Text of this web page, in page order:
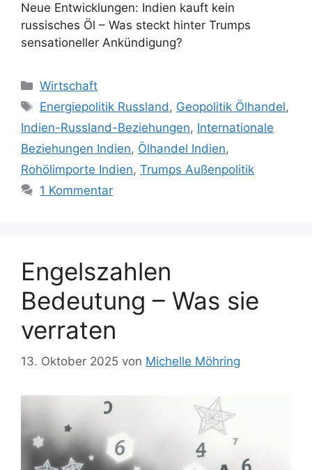
Neue Entwicklungen: Indien kauft kein
russisches Öl – Was steckt hinter Trumps
sensationeller Ankündigung?
Kategorien
Wirtschaft
Schlagwörter
Energiepolitik Russland, Geopolitik Ölhandel,
Indien-Russland-Beziehungen, Internationale
Beziehungen Indien, Ölhandel Indien,
Rohölimporte Indien, Trumps Außenpolitik
1 Kommentar
Engelszahlen
Bedeutung – Was sie
verraten
13. Oktober 2025 von Michelle Möhring